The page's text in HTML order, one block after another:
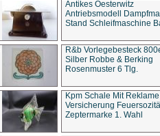
Antikes Oesterwitz
Antriebsmodell
Stand Schleifmaschine
R&b Vorlegebesteck
Silber Robbe & Berking
Rosenmuster 6 Tlg.
Kpm Schale Mit Reklame
Versicherung
Zeptermarke 1. Wahl